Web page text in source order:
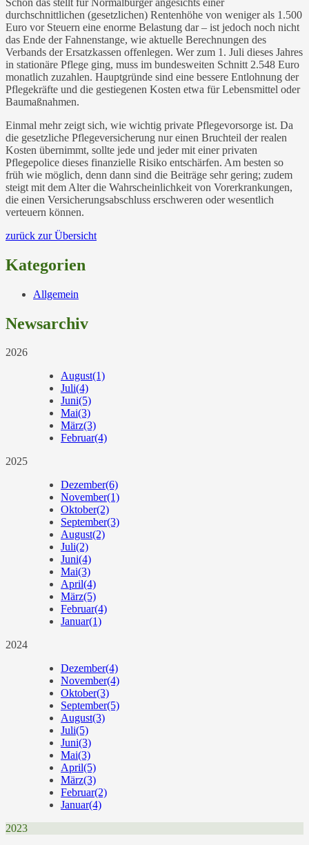
durchschnittlichen (gesetzlichen) Rentenhöhe von weniger als 1.500
Euro vor Steuern eine enorme Belastung dar – ist jedoch noch nicht
das Ende der Fahnenstange, wie aktuelle Berechnungen des
Verbands der Ersatzkassen offenlegen. Wer zum 1. Juli dieses Jahres
in stationäre Pflege ging, muss im bundesweiten Schnitt 2.548 Euro
monatlich zuzahlen. Hauptgründe sind eine bessere Entlohnung der
Pflegekräfte und die gestiegenen Kosten etwa für Lebensmittel oder
Baumaßnahmen.
Einmal mehr zeigt sich, wie wichtig private Pflegevorsorge ist. Da
die gesetzliche Pflegeversicherung nur einen Bruchteil der realen
Kosten übernimmt, sollte jede und jeder mit einer privaten
Pflegepolice dieses finanzielle Risiko entschärfen. Am besten so
früh wie möglich, denn dann sind die Beiträge sehr gering; zudem
steigt mit dem Alter die Wahrscheinlichkeit von Vorerkrankungen,
die einen Versicherungsabschluss erschweren oder wesentlich
verteuern können.
zurück zur Übersicht
Kategorien
Allgemein
Newsarchiv
2026
August(1)
Juli(4)
Juni(5)
Mai(3)
März(3)
Februar(4)
2025
Dezember(6)
November(1)
Oktober(2)
September(3)
August(2)
Juli(2)
Juni(4)
Mai(3)
April(4)
März(5)
Februar(4)
Januar(1)
2024
Dezember(4)
November(4)
Oktober(3)
September(5)
August(3)
Juli(5)
Juni(3)
Mai(3)
April(5)
März(3)
Februar(2)
Januar(4)
2023